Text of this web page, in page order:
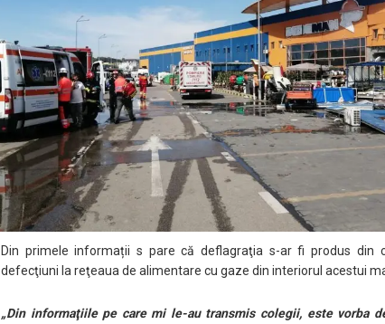
Din primele informații s pare că deflagraţia s-ar fi produs din
defecţiuni la reţeaua de alimentare cu gaze din interiorul acestui
„Din informaţiile pe care mi le-au transmis colegii, este vorba